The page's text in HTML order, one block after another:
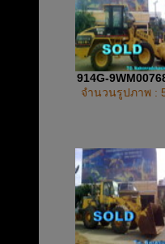
914G-
จำนวนรูปภาพ :